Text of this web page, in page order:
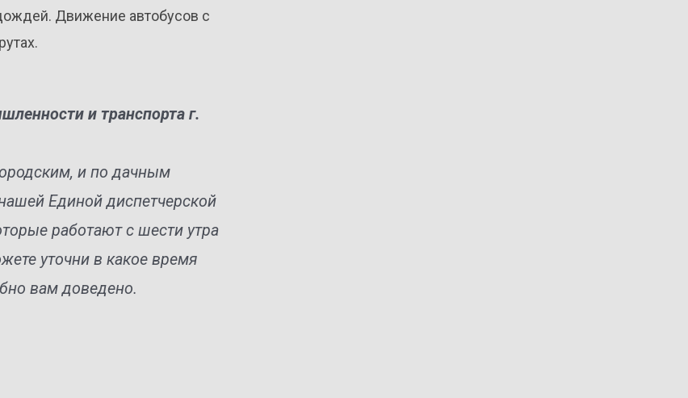
Движение автобусов с
и транспорта г.
и по дачным
Единой диспетчерской
работают с шести утра
уточни в какое время
вам доведено.